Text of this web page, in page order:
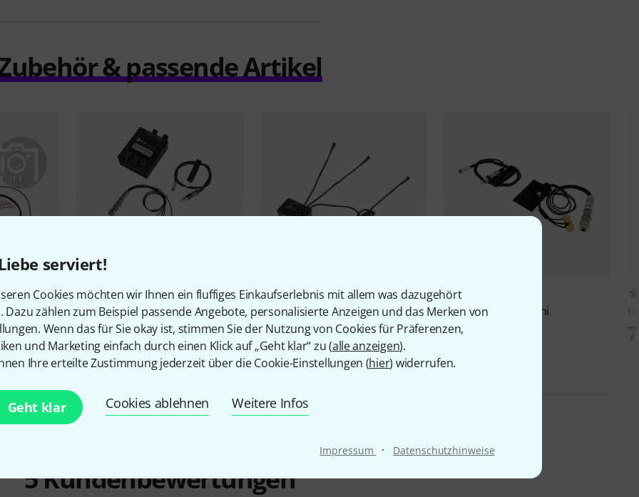
serviert!
Cookies möchten wir Ihnen ein fluffiges Einkaufserlebnis mit allem was dazugehört
Dazu zählen zum Beispiel passende Angebote, personalisierte Anzeigen und das Merken von
Wenn das für Sie okay ist, stimmen Sie der Nutzung von Cookies für Präferenzen,
und Marketing einfach durch einen Klick auf „Geht klar“ zu (alle anzeigen).
Ihre erteilte Zustimmung jederzeit über die Cookie-Einstellungen (hier) widerrufen.
Geht klar Cookies ablehnen Weitere Infos
Impressum · Datenschutzhinweise
& passende Artikel
System
44
K&KTrinity Pro Mini System
359 €
9
Myers PickupsThe Grip Plus-6
with Bass Ext.
229 €
K&K Trinity Solo Mini
189 €
5Kundenbewertungen